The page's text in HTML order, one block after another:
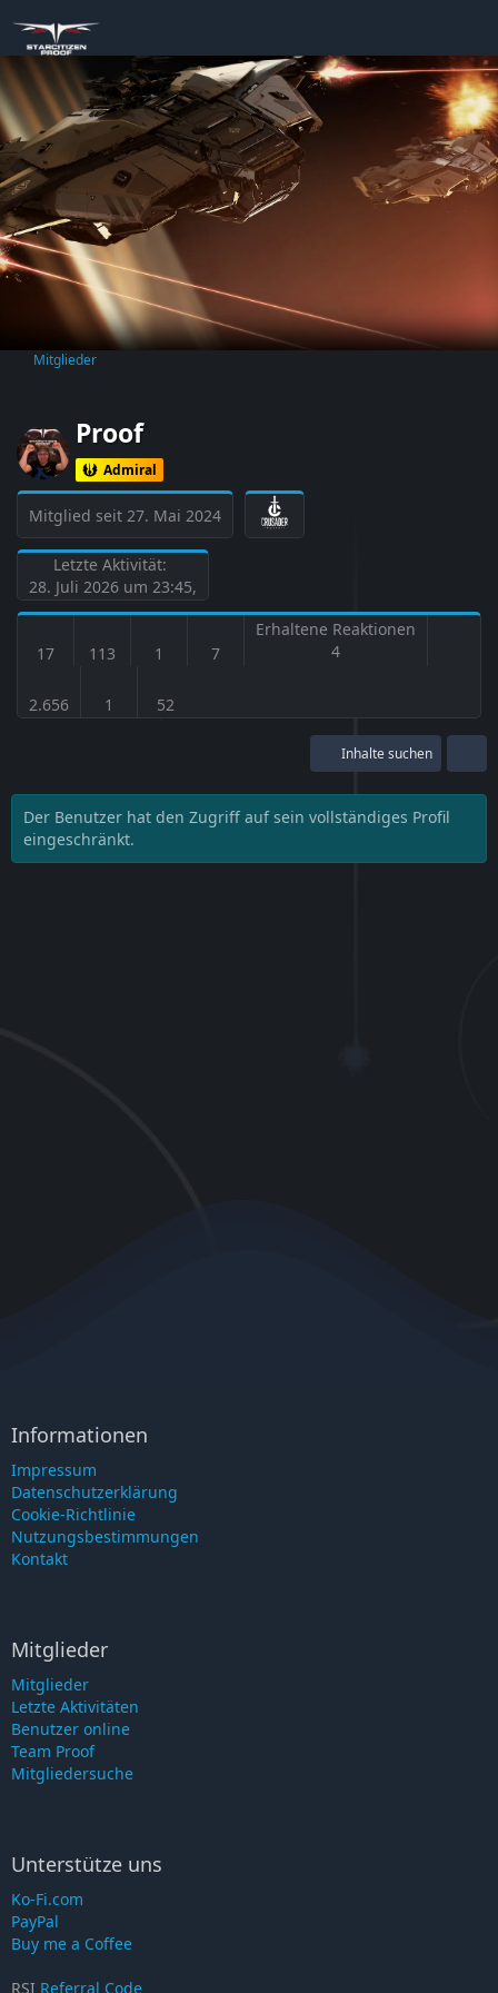
Mitglieder
Proof
Admiral
Mitglied seit 27. Mai 2024
Letzte Aktivität:
28. Juli 2026 um 23:45,
17 113 1 7
Erhaltene Reaktionen
4
2.656 1 52
Inhalte suchen
Der Benutzer hat den Zugriff auf sein vollständiges Profil
eingeschränkt.
Informationen
Impressum
Datenschutzerklärung
Cookie-Richtlinie
Nutzungsbestimmungen
Kontakt
Mitglieder
Mitglieder
Letzte Aktivitäten
Benutzer online
Team Proof
Mitgliedersuche
Unterstütze uns
Ko-Fi.com
PayPal
Buy me a Coffee
RSI Referral Code